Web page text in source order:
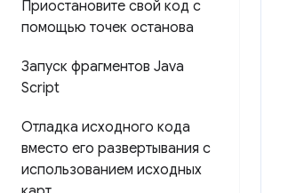
Приостановите свой код с
помощью точек останова
Запуск фрагментов Java
Script
Отладка исходного кода
вместо его развертывания с
использованием исходных